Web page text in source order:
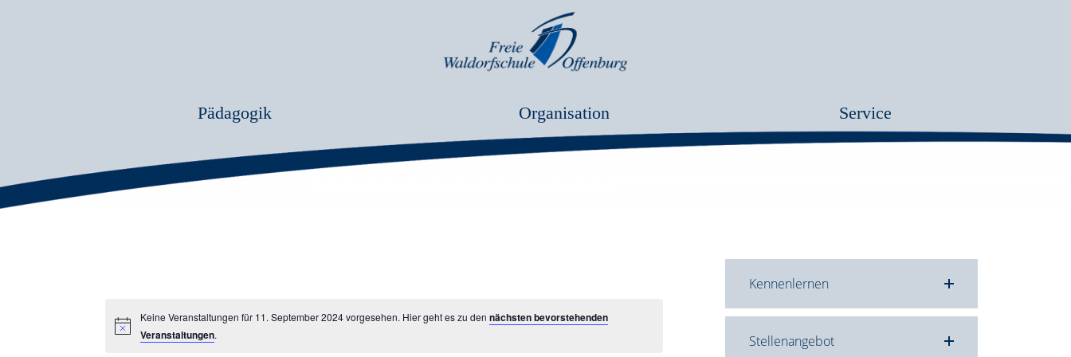
Pädagogik Organisation Service
Keine Veranstaltungen für 11. September 2024 vorgesehen. Hier geht es zu dennächsten bevorstehenden
Veranstaltungen.
Kennenlernen
Stellenangebot